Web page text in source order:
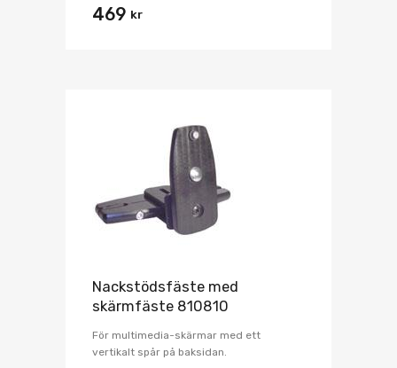
469 kr
Nackstödsfäste med
skärmfäste 810810
För multimedia-skärmar med ett
vertikalt spår på baksidan.